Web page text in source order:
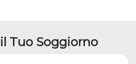
Tuo Soggiorno